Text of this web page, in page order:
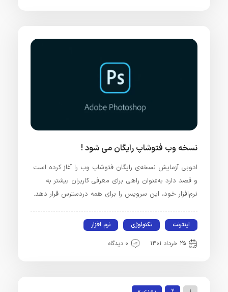
نسخه وب فتوشاپ رایگان می شود !
ادوبی آزمایش نسخه‌ی رایگان فتوشاپ وب را آغاز کرده است
و قصد دارد به‌عنوان راهی برای معرفی کاربران بیشتر به
نرم‌افزار خود، این سرویس را برای همه‌ دردسترس قرار دهد.
اینترنت تکنولوژی نرم افزار